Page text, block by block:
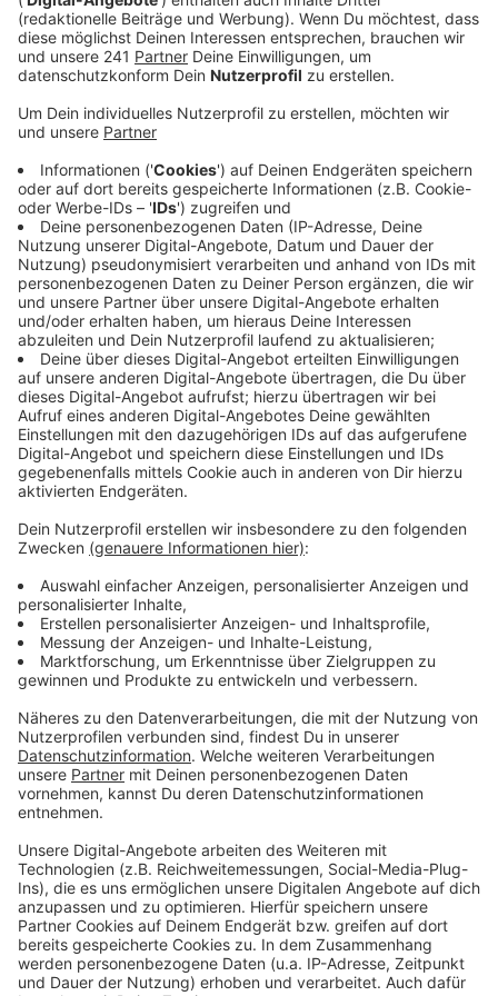
Anzeige
Er soll im Oktober nach einer Probefahrt in Freiburg
einen blauen Audi RS3 nicht wieder hergegeben und
danach versucht haben, ihn zu verkaufen. Die Polizei
wirft ihm außerdem vor, für die Abwicklung Ausweis-
und Fahrzeugpapiere gefälscht zu haben. Ein 25 Jahre
alter Mann aus Duisburg war vor kurzem auf das Auto
aufmerksam geworden und wollte es kaufen. Beim
Treffen war er jedoch misstrauisch geworden und
hatte anschließend die Polizei eingeschaltet.
Zivilpolizisten der Kripo nahmen dann über die Anzeige
Kontakt zu dem Leverkusener auf und nahmen ihn bei
dem Treffen fest. Fahrzeug und Dokumente wurden
ebenfalls sichergestellt.
Anzeige
Mehr Meldungen aus Leverkusen
Anzeige
Polizei schützt Gedenkveranstaltung in Leverkusen
Neue Motoren für Leverkusener Fähre
Aus für Arena Alaaf in Leverkusen
Anzeige
Anzeige